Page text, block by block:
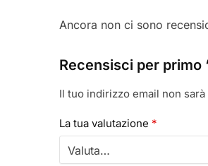
Ancora non ci sono
Recensisci per primo
Il tuo indirizzo email non
La tua valutazione *